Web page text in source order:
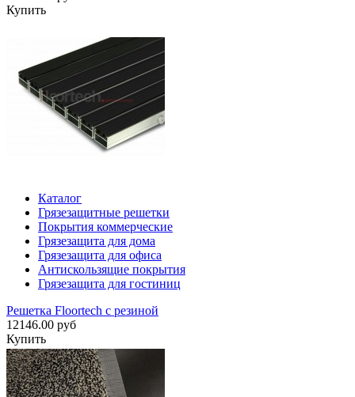
Купить
Каталог
Грязезащитные решетки
Покрытия коммерческие
Грязезащита для дома
Грязезащита для офиса
Антискользящие покрытия
Грязезащита для гостиниц
Решетка Floortech с резиной
12146.00 руб
Купить